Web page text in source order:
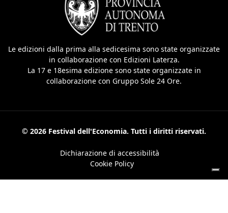
Le edizioni dalla prima alla sedicesima sono state organizzate
in collaborazione con Edizioni Laterza.
La 17 e 18esima edizione sono state organizzate in
collaborazione con Gruppo Sole 24 Ore.
© 2026 Festival dell'Economia. Tutti i diritti riservati.
Dichiarazione di accessibilità
Cookie Policy